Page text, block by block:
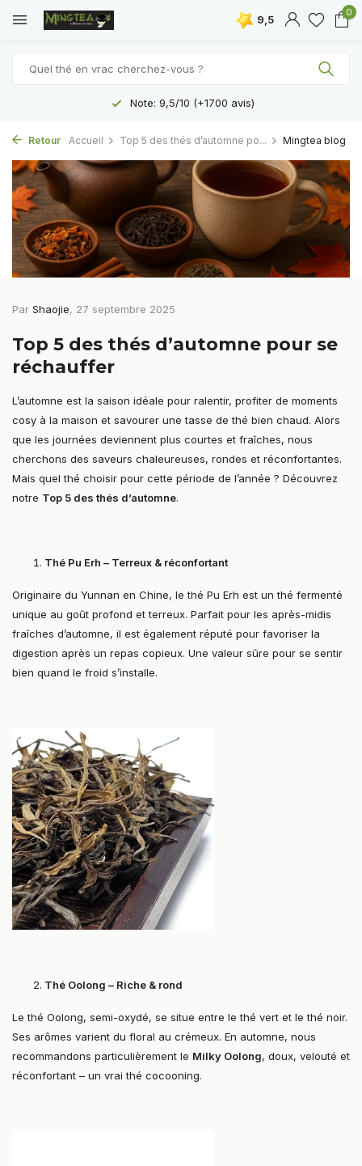
9,5
0
Livraison gratuite à partir de 40 € (BE, NL, DE) - 50 € (FR -
Retour Accueil Top 5 des thés d’automne po... Mingtea blog
Par Shaojie, 27 septembre 2025
Top 5 des thés d’automne pour se
réchauffer
L’automne est la saison idéale pour ralentir, profiter de moments
cosy à la maison et savourer une tasse de thé bien chaud. Alors
que les journées deviennent plus courtes et fraîches, nous
cherchons des saveurs chaleureuses, rondes et réconfortantes.
Mais quel thé choisir pour cette période de l’année ? Découvrez
notre Top 5 des thés d’automne.
Thé Pu Erh – Terreux & réconfortant
Originaire du Yunnan en Chine, le thé Pu Erh est un thé fermenté
unique au goût profond et terreux. Parfait pour les après-midis
fraîches d’automne, il est également réputé pour favoriser la
digestion après un repas copieux. Une valeur sûre pour se sentir
bien quand le froid s’installe.
Thé Oolong – Riche & rond
Le thé Oolong, semi-oxydé, se situe entre le thé vert et le thé noir.
Ses arômes varient du floral au crémeux. En automne, nous
recommandons particulièrement le Milky Oolong, doux, velouté et
réconfortant – un vrai thé cocooning.